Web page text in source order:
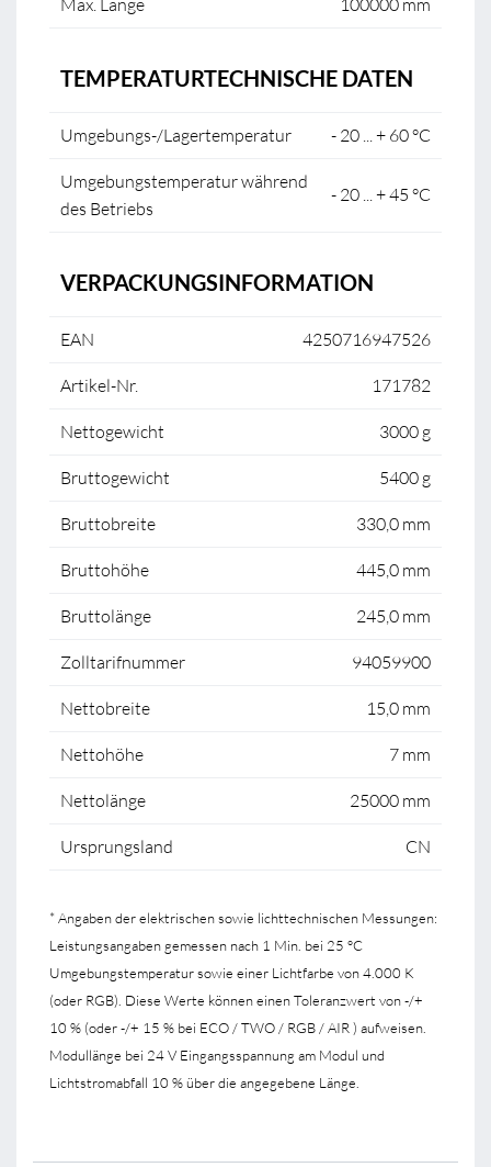
TEMPERATURTECHNISCHE DATEN
Umgebungs-/Lagertemperatur - 20 ... + 60 °C
Umgebungstemperatur während
des Betriebs
- 20 ... + 45 °C
VERPACKUNGSINFORMATION
EAN 4250716947526
Artikel-Nr. 171782
Nettogewicht 3000 g
Bruttogewicht 5400 g
Bruttobreite 330,0 mm
Bruttohöhe 445,0 mm
Bruttolänge 245,0 mm
Zolltarifnummer 94059900
Nettobreite 15,0 mm
Nettohöhe 7 mm
Nettolänge 25000 mm
Ursprungsland CN
* Angaben der elektrischen sowie lichttechnischen Messungen:
Leistungsangaben gemessen nach 1 Min. bei 25 °C
Umgebungstemperatur sowie einer Lichtfarbe von 4.000 K
(oder RGB). Diese Werte können einen Toleranzwert von -/+
10 % (oder -/+ 15 % bei ECO / TWO / RGB / AIR ) aufweisen.
Modullänge bei 24 V Eingangsspannung am Modul und
Lichtstromabfall 10 % über die angegebene Länge.